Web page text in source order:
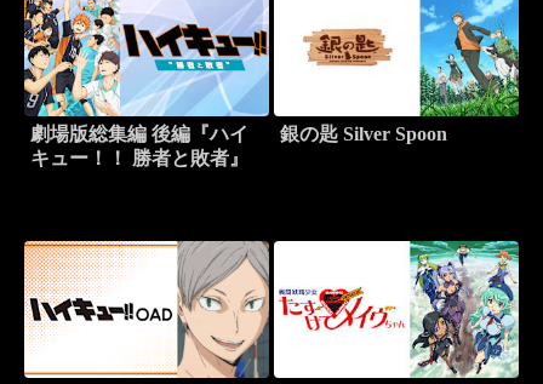
劇場版総集編 後編『ハイ
キュー！！ 勝者と敗者』
銀の匙 Silver Spoon